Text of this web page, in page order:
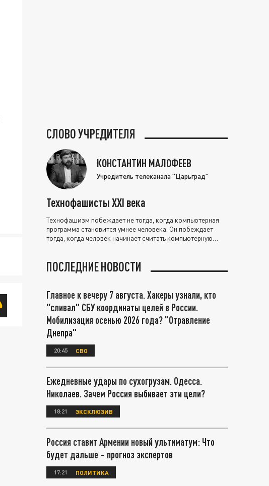
СЛОВО УЧРЕДИТЕЛЯ
КОНСТАНТИН МАЛОФЕЕВ
Учредитель телеканала "Царьград"
Технофашисты XXI века
Технофашизм побеждает не тогда, когда компьютерная
программа становится умнее человека. Он побеждает
тогда, когда человек начинает считать компьютерную
ПОСЛЕДНИЕ НОВОСТИ
Главное к вечеру 7 августа. Хакеры узнали, кто
"сливал" СБУ координаты целей в России.
Мобилизация осенью 2026 года? "Отравление
Днепра"
20:45 СВО
Ежедневные удары по сухогрузам. Одесса.
Николаев. Зачем Россия выбивает эти цели?
18:21 ЭКСКЛЮЗИВ
Россия ставит Армении новый ультиматум: Что
будет дальше – прогноз экспертов
17:21 ПОЛИТИКА